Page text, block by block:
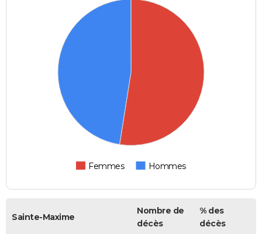
Femmes Hommes
Sainte-Maxime
Nombre de
décès
% des
décès